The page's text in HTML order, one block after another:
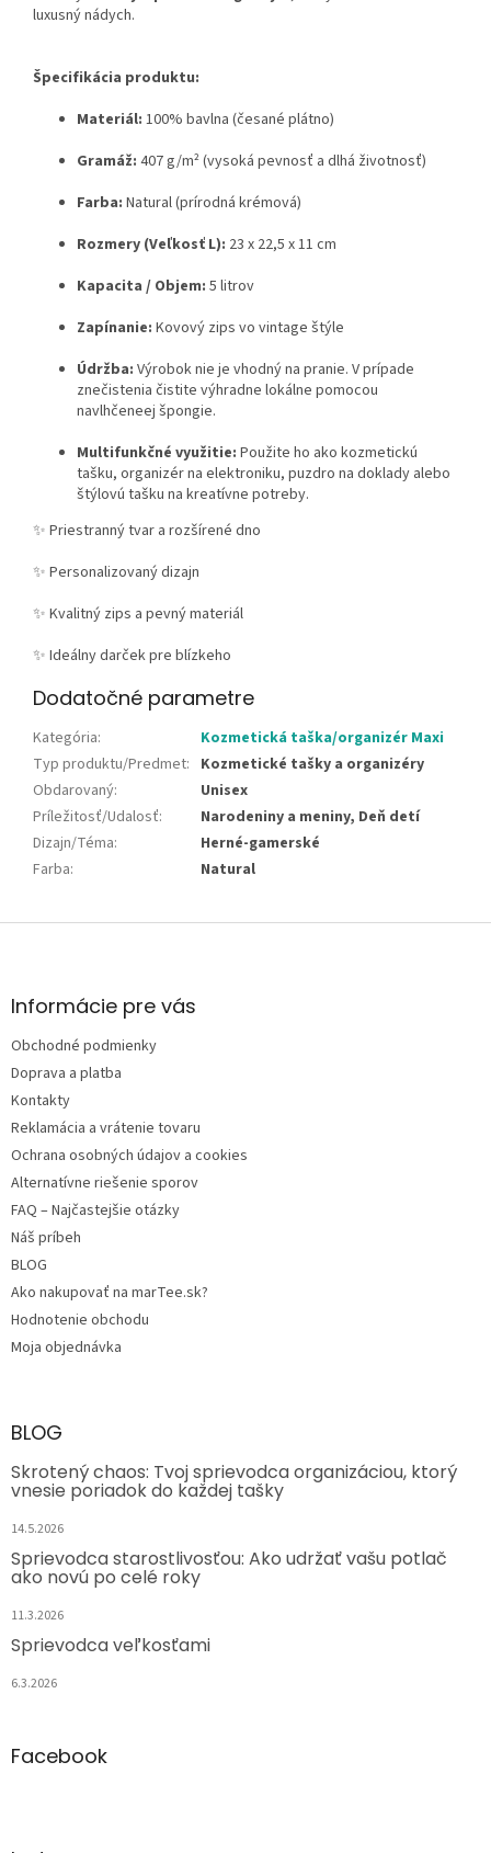
luxusný nádych.
Špecifikácia produktu:
Materiál: 100% bavlna (česané plátno)
Gramáž: 407 g/m² (vysoká pevnosť a dlhá životnosť)
Farba: Natural (prírodná krémová)
Rozmery (Veľkosť L): 23 x 22,5 x 11 cm
Kapacita / Objem: 5 litrov
Zapínanie: Kovový zips vo vintage štýle
Údržba: Výrobok nie je vhodný na pranie. V prípade
znečistenia čistite výhradne lokálne pomocou
navlhčeneej špongie.
Multifunkčné využitie: Použite ho ako kozmetickú
tašku, organizér na elektroniku, puzdro na doklady alebo
štýlovú tašku na kreatívne potreby.
✨ Priestranný tvar a rozšírené dno
✨ Personalizovaný dizajn
✨ Kvalitný zips a pevný materiál
✨ Ideálny darček pre blízkeho
Dodatočné parametre
Kategória:
Kozmetická taška/organizér Maxi
Typ produktu/Predmet: Kozmetické tašky a organizéry
Obdarovaný:
Unisex
Príležitosť/Udalosť:
Narodeniny a meniny, Deň detí
Dizajn/Téma:
Herné-gamerské
Farba: Natural
Z
ä
e
Informácie pre vás
Obchodné podmienky
Doprava a platba
Kontakty
Reklamácia a vrátenie tovaru
Ochrana osobných údajov a cookies
Alternatívne riešenie sporov
FAQ – Najčastejšie otázky
Náš príbeh
BLOG
Ako nakupovať na marTee.sk?
Hodnotenie obchodu
Moja objednávka
BLOG
Skrotený chaos: Tvoj sprievodca organizáciou, ktorý
vnesie poriadok do každej tašky
14.5.2026
Sprievodca starostlivosťou: Ako udržať vašu potlač
ako novú po celé roky
11.3.2026
Sprievodca veľkosťami
6.3.2026
Facebook